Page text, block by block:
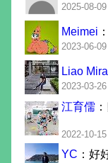
2025-08-
Meimei
2023-06-
Liao Mira
2023-03-
江育儒
2022-10-
YC ：好